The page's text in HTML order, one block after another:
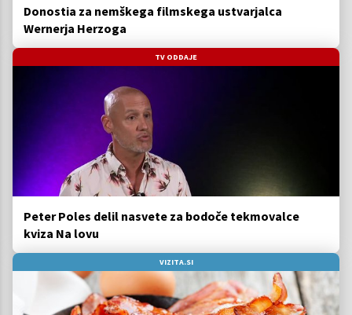
Donostia za nemškega filmskega ustvarjalca
Wernerja Herzoga
TV ODDAJE
Peter Poles delil nasvete za bodoče tekmovalce
kviza Na lovu
VIZITA.SI